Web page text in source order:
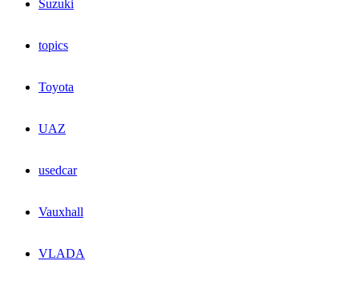
Suzuki
topics
Toyota
UAZ
usedcar
Vauxhall
VLADA